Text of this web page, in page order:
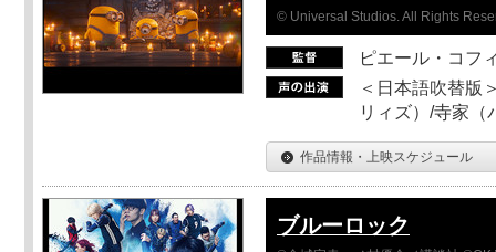
© Universal Studios. All Rights
ピエール・コフ
＜日本語吹替版
リィズ）/寺家（
作品情報・上映スケジュール
ブルーロック